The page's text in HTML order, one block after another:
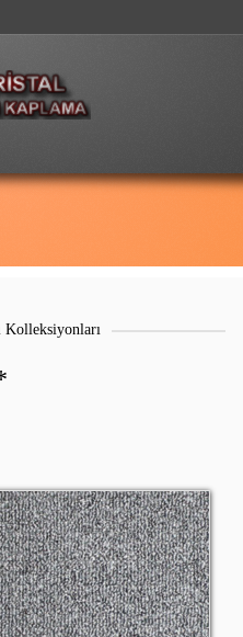
Kolleksiyonları
Atlantis 1702